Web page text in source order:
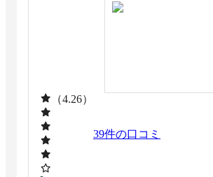
（4.26）
39件の口コミ